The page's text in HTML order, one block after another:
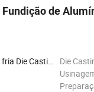
de
Casting Machine Die